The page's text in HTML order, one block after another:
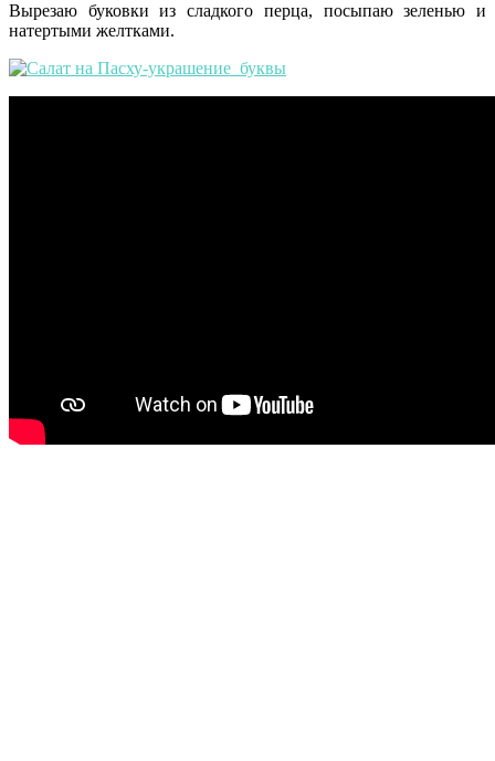
Вырезаю буковки из сладкого перца, посыпаю зеленью и
натертыми желтками.